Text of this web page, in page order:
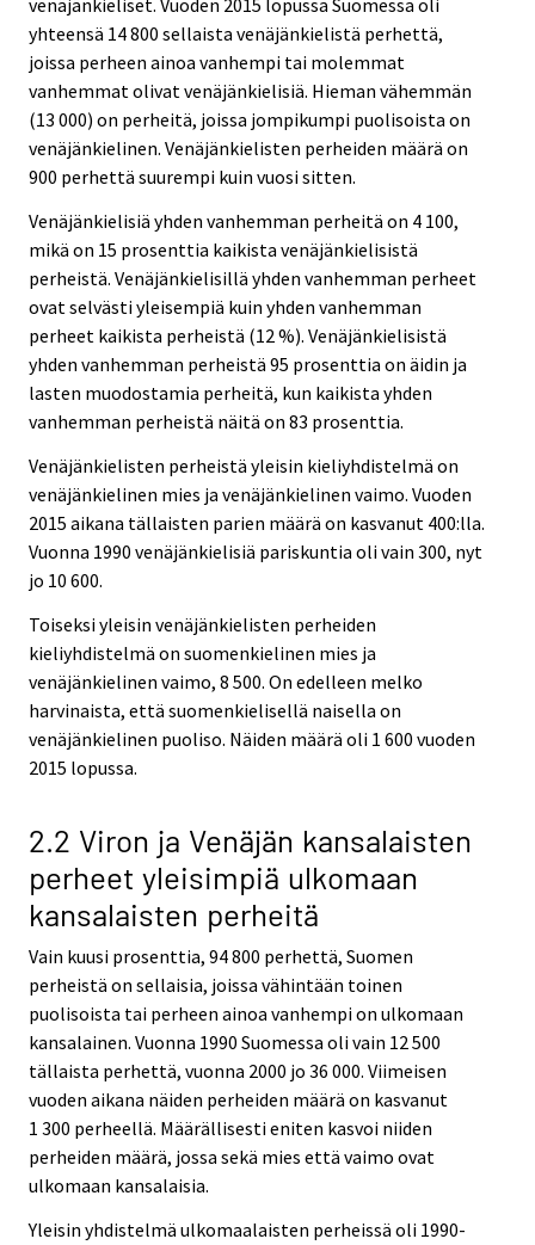
venäjänkieliset. Vuoden 2015 lopussa Suomessa oli
yhteensä 14 800 sellaista venäjänkielistä perhettä,
joissa perheen ainoa vanhempi tai molemmat
vanhemmat olivat venäjänkielisiä. Hieman vähemmän
(13 000) on perheitä, joissa jompikumpi puolisoista on
venäjänkielinen. Venäjänkielisten perheiden määrä on
900 perhettä suurempi kuin vuosi sitten.
Venäjänkielisiä yhden vanhemman perheitä on 4 100,
mikä on 15 prosenttia kaikista venäjänkielisistä
perheistä. Venäjänkielisillä yhden vanhemman perheet
ovat selvästi yleisempiä kuin yhden vanhemman
perheet kaikista perheistä (12 %). Venäjänkielisistä
yhden vanhemman perheistä 95 prosenttia on äidin ja
lasten muodostamia perheitä, kun kaikista yhden
vanhemman perheistä näitä on 83 prosenttia.
Venäjänkielisten perheistä yleisin kieliyhdistelmä on
venäjänkielinen mies ja venäjänkielinen vaimo. Vuoden
2015 aikana tällaisten parien määrä on kasvanut 400:lla.
Vuonna 1990 venäjänkielisiä pariskuntia oli vain 300, nyt
jo 10 600.
Toiseksi yleisin venäjänkielisten perheiden
kieliyhdistelmä on suomenkielinen mies ja
venäjänkielinen vaimo, 8 500. On edelleen melko
harvinaista, että suomenkielisellä naisella on
venäjänkielinen puoliso. Näiden määrä oli 1 600 vuoden
2015 lopussa.
2.2 Viron ja Venäjän kansalaisten
perheet yleisimpiä ulkomaan
kansalaisten perheitä
Vain kuusi prosenttia, 94 800 perhettä, Suomen
perheistä on sellaisia, joissa vähintään toinen
puolisoista tai perheen ainoa vanhempi on ulkomaan
kansalainen. Vuonna 1990 Suomessa oli vain 12 500
tällaista perhettä, vuonna 2000 jo 36 000. Viimeisen
vuoden aikana näiden perheiden määrä on kasvanut
1 300 perheellä. Määrällisesti eniten kasvoi niiden
perheiden määrä, jossa sekä mies että vaimo ovat
ulkomaan kansalaisia.
Yleisin yhdistelmä ulkomaalaisten perheissä oli 1990-